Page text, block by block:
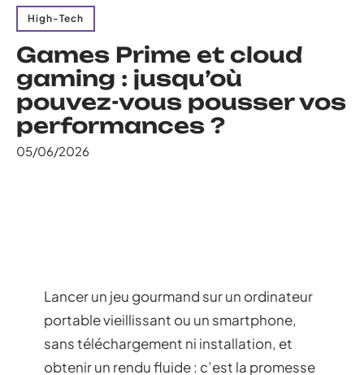
High-Tech
Games Prime et cloud
gaming : jusqu’où
pouvez-vous pousser vos
performances ?
05/06/2026
Lancer un jeu gourmand sur un ordinateur
portable vieillissant ou un smartphone,
sans téléchargement ni installation, et
obtenir un rendu fluide : c’est la promesse